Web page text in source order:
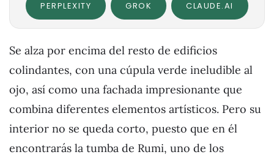
PERPLEXITY GROK CLAUDE.AI
Se alza por encima del resto de edificios
colindantes, con una cúpula verde ineludible al
ojo, así como una fachada impresionante que
combina diferentes elementos artísticos. Pero su
interior no se queda corto, puesto que en él
encontrarás la tumba de Rumi, uno de los